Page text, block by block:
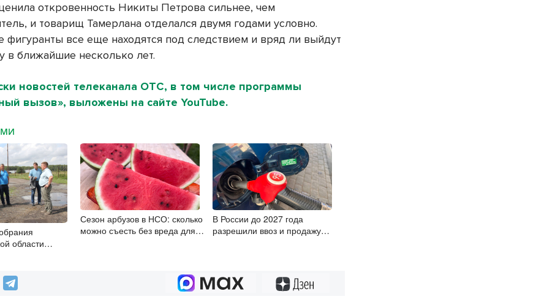
откровенность Никиты Петрова сильнее, чем
и товарищ Тамерлана отделался двумя годами условно.
фигуранты все еще находятся под следствием и вряд ли выйдут
в ближайшие несколько лет.
новостей телеканала ОТС, в том числе программы
вызов», выложены на сайте YouTube.
области
Сезон арбузов в НСО: сколько
можно съесть без вреда для
В России до 2027 года
разрешили ввоз и продажу